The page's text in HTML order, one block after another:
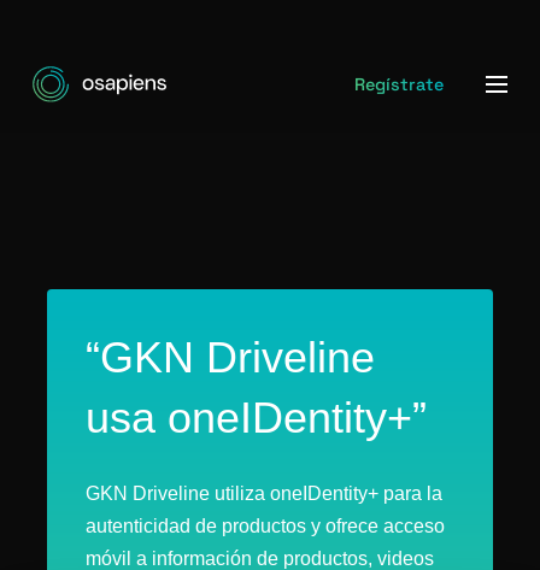
Regístrate
“GKN Driveline
usa oneIDentity+”
GKN Driveline utiliza oneIDentity+ para la
autenticidad de productos y ofrece acceso
móvil a información de productos, videos